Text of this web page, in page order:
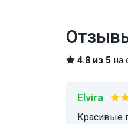
4.8 из 5 на
Elvira
Красивые пляжи, хорошо продуман день. Алексей был прекрасным рассказчиком. Очень